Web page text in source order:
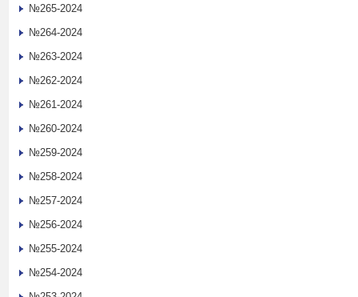
№265-2024
№264-2024
№263-2024
№262-2024
№261-2024
№260-2024
№259-2024
№258-2024
№257-2024
№256-2024
№255-2024
№254-2024